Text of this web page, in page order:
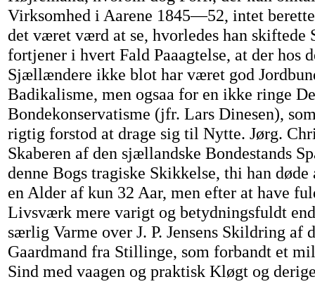
Virksomhed i Aarene 1845—52, intet
det været værd at se, hvorledes han skiftede
fortjener i hvert Fald Paaagtelse, at der hos
Sjællændere ikke blot har været god
Badikalisme, men ogsaa for en ikke ringe
Bondekonservatisme (jfr. Lars Dinesen),
rigtig forstod at drage sig til Nytte. Jørg.
Skaberen af den sjællandske Bondestands
denne Bogs tragiske Skikkelse, thi han
en Alder af kun 32 Aar, men efter at have
Livsværk mere varigt og betydningsfuldt
særlig Varme over J. P. Jensens Skildring af
Gaardmand fra Stillinge, som forbandt et
Sind med vaagen og praktisk Kløgt og